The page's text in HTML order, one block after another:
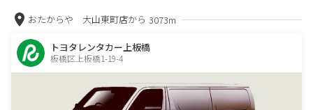
おたからや 大山東町店から 3073m
トヨタレンタカー上板橋
板橋区上板橋1-19-4